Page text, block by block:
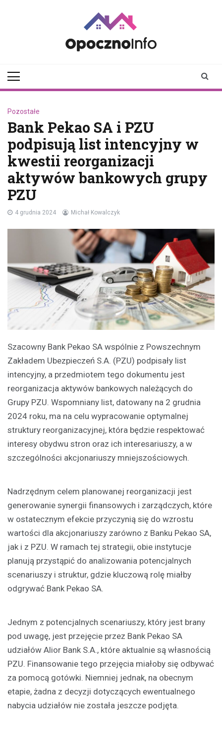
Pozostałe
Bank Pekao SA i PZU
podpisują list intencyjny w
kwestii reorganizacji
aktywów bankowych grupy
PZU
4 grudnia 2024 Michał Kowalczyk
Szacowny Bank Pekao SA wspólnie z Powszechnym
Zakładem Ubezpieczeń S.A. (PZU) podpisały list
intencyjny, a przedmiotem tego dokumentu jest
reorganizacja aktywów bankowych należących do
Grupy PZU. Wspomniany list, datowany na 2 grudnia
2024 roku, ma na celu wypracowanie optymalnej
struktury reorganizacyjnej, która będzie respektować
interesy obydwu stron oraz ich interesariuszy, a w
szczególności akcjonariuszy mniejszościowych.
Nadrzędnym celem planowanej reorganizacji jest
generowanie synergii finansowych i zarządczych, które
w ostatecznym efekcie przyczynią się do wzrostu
wartości dla akcjonariuszy zarówno z Banku Pekao SA,
jak i z PZU. W ramach tej strategii, obie instytucje
planują przystąpić do analizowania potencjalnych
scenariuszy i struktur, gdzie kluczową rolę miałby
odgrywać Bank Pekao SA.
Jednym z potencjalnych scenariuszy, który jest brany
pod uwagę, jest przejęcie przez Bank Pekao SA
udziałów Alior Bank S.A., które aktualnie są własnością
PZU. Finansowanie tego przejęcia miałoby się odbywać
za pomocą gotówki. Niemniej jednak, na obecnym
etapie, żadna z decyzji dotyczących ewentualnego
nabycia udziałów nie została jeszcze podjęta.